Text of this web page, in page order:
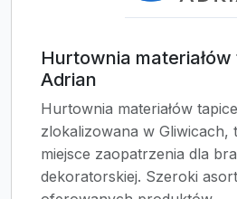
Hurtownia materiałów
Adrian
Hurtownia materiałów
zlokalizowana w Gliwicach,
miejsce zaopatrzenia dla
dekoratorskiej. Szeroki